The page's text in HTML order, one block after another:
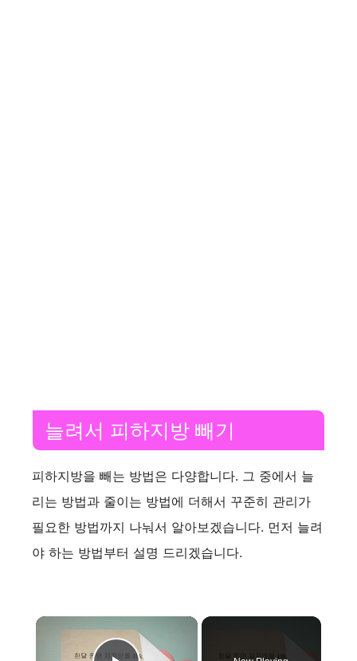
늘려서 피하지방 빼기
피하지방을 빼는 방법은 다양합니다. 그 중에서 늘
리는 방법과 줄이는 방법에 더해서 꾸준히 관리가
필요한 방법까지 나눠서 알아보겠습니다. 먼저 늘려
야 하는 방법부터 설명 드리겠습니다.
×